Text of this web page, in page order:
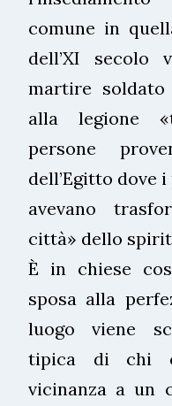
comune in
dell’XI secolo
martire soldato
alla legione
persone
dell’Egitto dove
avevano
città» dello
È in chiese
sposa alla
luogo viene
tipica di chi
vicinanza a un